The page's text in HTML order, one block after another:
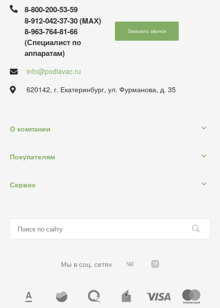
8-800-200-53-59
8-912-042-37-30 (MAХ)
8-963-764-81-66
(Специалист по
аппаратам)
Заказать звонок
info@podiavac.ru
620142, г. Екатеринбург, ул. Фурманова, д. 35
О компании
Покупателям
Сервис
Мы в соц. сетях